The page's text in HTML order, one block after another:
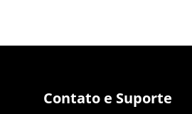
Contato e Suporte